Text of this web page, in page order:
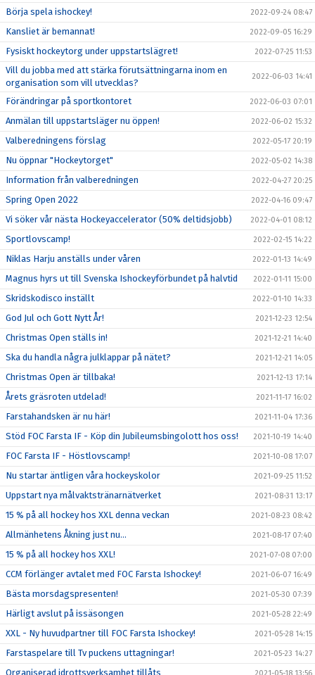
Börja spela ishockey! 2022-09-24 08:47
Kansliet är bemannat! 2022-09-05 16:29
Fysiskt hockeytorg under uppstartslägret! 2022-07-25 11:53
Vill du jobba med att stärka förutsättningarna inom en
organisation som vill utvecklas?
2022-06-03 14:41
Förändringar på sportkontoret 2022-06-03 07:01
Anmälan till uppstartsläger nu öppen! 2022-06-02 15:32
Valberedningens förslag 2022-05-17 20:19
Nu öppnar "Hockeytorget" 2022-05-02 14:38
Information från valberedningen 2022-04-27 20:25
Spring Open 2022 2022-04-16 09:47
Vi söker vår nästa Hockeyaccelerator (50% deltidsjobb) 2022-04-01 08:12
Sportlovscamp! 2022-02-15 14:22
Niklas Harju anställs under våren 2022-01-13 14:49
Magnus hyrs ut till Svenska Ishockeyförbundet på halvtid 2022-01-11 15:00
Skridskodisco inställt 2022-01-10 14:33
God Jul och Gott Nytt År! 2021-12-23 12:54
Christmas Open ställs in! 2021-12-21 14:40
Ska du handla några julklappar på nätet? 2021-12-21 14:05
Christmas Open är tillbaka! 2021-12-13 17:14
Årets gräsroten utdelad! 2021-11-17 16:02
Farstahandsken är nu här! 2021-11-04 17:36
Stöd FOC Farsta IF - Köp din Jubileumsbingolott hos oss! 2021-10-19 14:40
FOC Farsta IF - Höstlovscamp! 2021-10-08 17:07
Nu startar äntligen våra hockeyskolor 2021-09-25 11:52
Uppstart nya målvaktstränarnätverket 2021-08-31 13:17
15 % på all hockey hos XXL denna veckan 2021-08-23 08:42
Allmänhetens Åkning just nu... 2021-08-17 07:40
15 % på all hockey hos XXL! 2021-07-08 07:00
CCM förlänger avtalet med FOC Farsta Ishockey! 2021-06-07 16:49
Bästa morsdagspresenten! 2021-05-30 07:39
Härligt avslut på issäsongen 2021-05-28 22:49
XXL - Ny huvudpartner till FOC Farsta Ishockey! 2021-05-28 14:15
Farstaspelare till Tv puckens uttagningar! 2021-05-23 14:27
Organiserad idrottsverksamhet tillåts